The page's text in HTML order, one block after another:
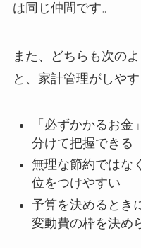
は同じ仲間です。
また、どちらも次の
と、家計管理がしやす
「必ずかかるお
分けて把握できる
無理な節約ではな
位をつけやすい
予算を決めるとき
変動費の枠を決め